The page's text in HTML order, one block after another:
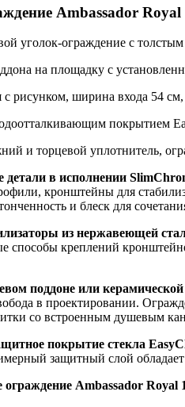
Ambassador
уголок-ограждение с
на площадку с
рисунком, ширина входа 54
покрытием
и торцевой уплотнитель,
в исполнении
кронштейны для
и блеск для
из нержавеющей
способы креплений
поддоне или керамической
в проектировании.
со встроенным душевым
покрытие стекла
защитный слой обладает
Ambassador Royal